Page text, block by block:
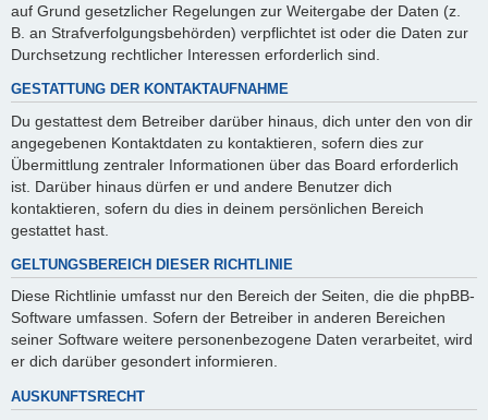
auf Grund gesetzlicher Regelungen zur Weitergabe der Daten (z.
B. an Strafverfolgungsbehörden) verpflichtet ist oder die Daten zur
Durchsetzung rechtlicher Interessen erforderlich sind.
GESTATTUNG DER KONTAKTAUFNAHME
Du gestattest dem Betreiber darüber hinaus, dich unter den von dir
angegebenen Kontaktdaten zu kontaktieren, sofern dies zur
Übermittlung zentraler Informationen über das Board erforderlich
ist. Darüber hinaus dürfen er und andere Benutzer dich
kontaktieren, sofern du dies in deinem persönlichen Bereich
gestattet hast.
GELTUNGSBEREICH DIESER RICHTLINIE
Diese Richtlinie umfasst nur den Bereich der Seiten, die die phpBB-
Software umfassen. Sofern der Betreiber in anderen Bereichen
seiner Software weitere personenbezogene Daten verarbeitet, wird
er dich darüber gesondert informieren.
AUSKUNFTSRECHT